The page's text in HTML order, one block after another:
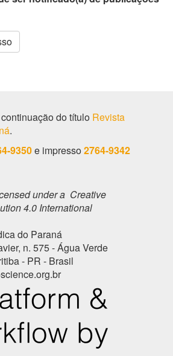
do título Revista
.
9350e impresso 2764-9342
under a Creative
4.0 International
do Paraná
n. 575 - Água Verde
- PR - Brasil